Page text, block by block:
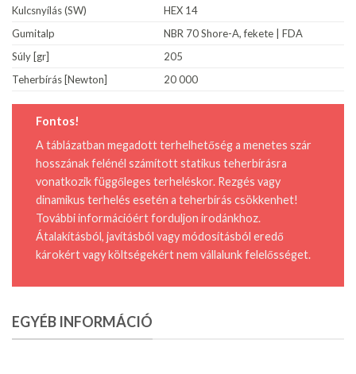
Kulcsnyílás (SW)
HEX 14
Gumitalp
NBR 70 Shore-A, fekete | FDA
Súly [gr]
205
Teherbírás [Newton]
20 000
Fontos!
A táblázatban megadott terhelhetőség a menetes szár
hosszának felénél számított statikus teherbírásra
vonatkozik függőleges terheléskor. Rezgés vagy
dinamikus terhelés esetén a teherbírás csökkenhet!
További információért forduljon irodánkhoz.
Átalakításból, javításból vagy módosításból eredő
károkért vagy költségekért nem vállalunk felelősséget.
EGYÉB INFORMÁCIÓ